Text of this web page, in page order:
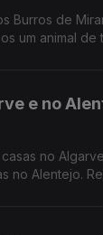
Burros de
um animal de
e no
no
no Alentejo.